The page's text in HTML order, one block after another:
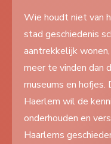
Lezen
Over ons
Search
Wie houdt niet van
stad geschiedenis
aantrekkelijk
meer te vinden dan
museums en hofjes.
Haerlem wil de
onderhouden en
Haarlems